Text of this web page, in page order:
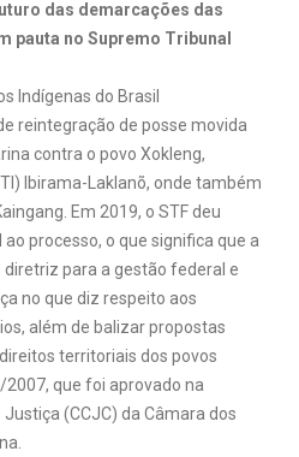
das demarcações das
pauta no Supremo Tribunal
Indígenas do Brasil
reintegração de posse movida
contra o povo Xokleng,
Ibirama-Laklanõ, onde também
Em 2019, o STF deu
processo, o que significa que a
diretriz para a gestão federal e
no que diz respeito aos
além de balizar propostas
territoriais dos povos
que foi aprovado na
(CCJC) da Câmara dos